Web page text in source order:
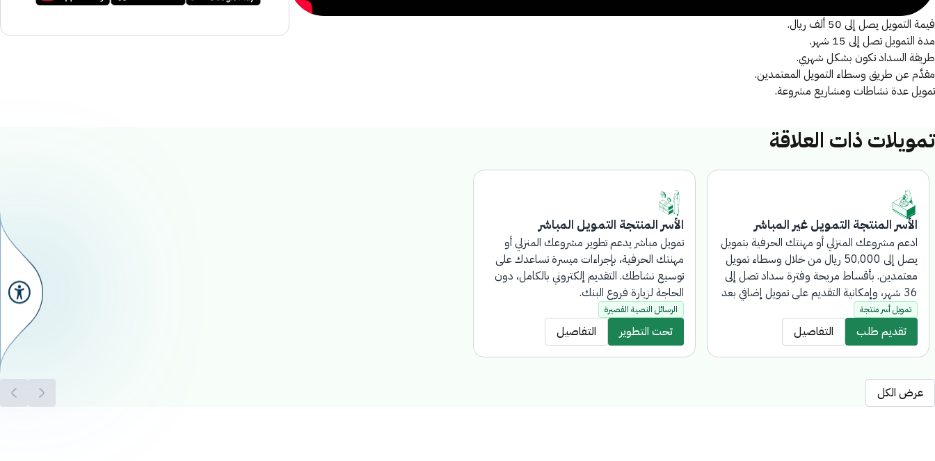
قيمة التمويل يصل إلى 50 ألف ريال.
مدة التمويل تصل إلى 15 شهر.
طريقة السداد تكون بشكل شهري.
مقدَّم عن طريق وسطاء التمويل المعتمدين.
تمويل عدة نشاطات ومشاريع مشروعة.
تمويلات ذات العلاقة
الأسر المنتجة التمويل غير المباشر
ادعم مشروعك المنزلي أو مهنتك الحرفية بتمويل
يصل إلى 50,000 ريال من خلال وسطاء تمويل
معتمدين. بأقساط مريحة وفترة سداد تصل إلى
36 شهر، وإمكانية التقديم على تمويل إضافي بعد
سداد أكثر من نصف المبلغ، مع تغطية أكثر من
120 نشاطًا. يتم التقديم على المنتج إلكترونيًا
بالكامل، دون الحاجة لزيارة فروع البنك.
تمويل أسر منتجة
تقديم طلب التفاصيل
الأسر المنتجة التمويل المباشر
تمويل مباشر يدعم تطوير مشروعك المنزلي أو
مهنتك الحرفية، بإجراءات ميسرة تساعدك على
توسيع نشاطك. التقديم إلكتروني بالكامل، دون
الحاجة لزيارة فروع البنك.
الرسائل النصية القصيرة
تحت التطوير التفاصيل
عرض الكل